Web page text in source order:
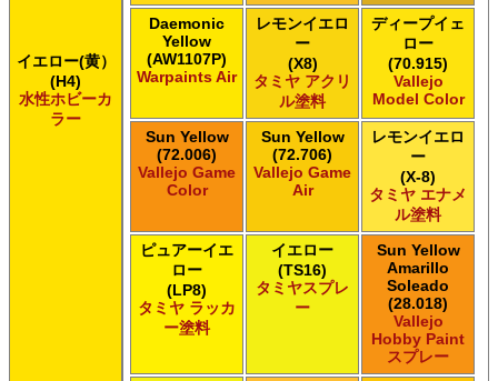
イエロー(黄）
(H4)
水性ホビーカ
ラー
Daemonic
Yellow
(AW1107P)
Warpaints Air
レモンイエロ
ー
(X8)
タミヤ アクリ
ル塗料
ディープイェ
ロー
(70.915)
Vallejo
Model Color
Sun Yellow
(72.006)
Vallejo Game
Color
Sun Yellow
(72.706)
Vallejo Game
Air
レモンイエロ
ー
(X-8)
タミヤ エナメ
ル塗料
ピュアーイエ
ロー
(LP8)
タミヤ ラッカ
ー塗料
イエロー
(TS16)
タミヤスプレ
ー
Sun Yellow
Amarillo
Soleado
(28.018)
Vallejo
Hobby Paint
スプレー